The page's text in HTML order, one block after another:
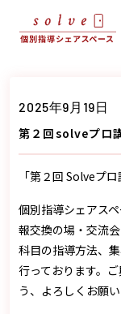
2025年9月19日
第２回solveプロ
「第２回 Solveプ
個別指導シェアス
報交換の場・交流
科目の指導方法、
行っております。
う、よろしくお願い